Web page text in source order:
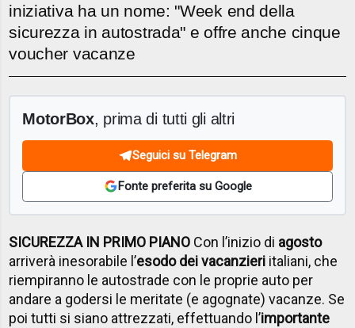
iniziativa ha un nome: "Week end della
sicurezza in autostrada" e offre anche cinque
voucher vacanze
MotorBox, prima di tutti gli altri
Seguici su Telegram
Fonte preferita su Google
SICUREZZA IN PRIMO PIANO Con l’inizio di agosto
arriverà inesorabile l’esodo dei vacanzieri italiani, che
riempiranno le autostrade con le proprie auto per
andare a godersi le meritate (e agognate) vacanze. Se
poi tutti si siano attrezzati, effettuando l’importante